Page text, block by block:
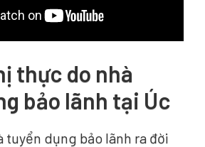
thực do nhà
bảo lãnh tại Úc
tuyển dụng bảo lãnh ra đời